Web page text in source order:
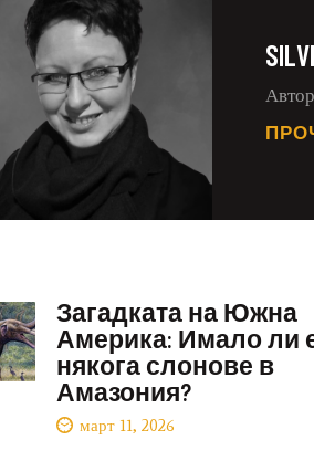
Загадката на Южна
Америка: Имало ли
някога слонове в
Амазония?
март 11, 2026